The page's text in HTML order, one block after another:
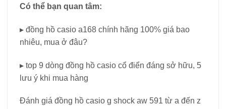
Có thể bạn quan tâm:
▸ đồng hồ casio a168 chính hãng 100% giá bao
nhiêu, mua ở đâu?
▸ top 9 dòng đồng hồ casio cổ điển đáng sở hữu, 5
lưu ý khi mua hàng
Đánh giá đồng hồ casio g shock aw 591 từ a đến z